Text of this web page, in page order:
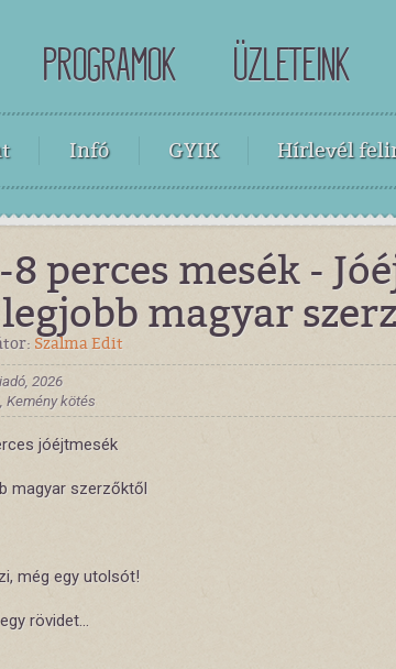
PROGRAMOK ÜZLETEINK
Infó GYIK Hírlevél
8 perces mesék -
magyar
Szalma Edit
2026
Kemény kötés
jóéjtmesék
magyar szerzőktől
még egy utolsót!
rövidet...